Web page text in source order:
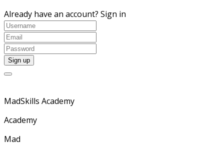
Already have an account? Sign in
MadSkills Academy
Academy
Mad